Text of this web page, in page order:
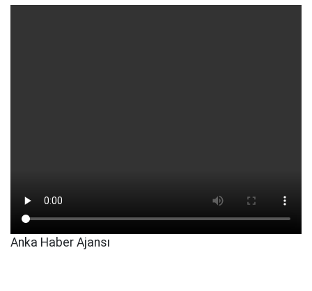
Anka Haber Ajansı